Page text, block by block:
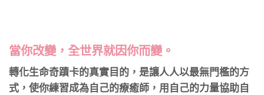
當你改變，全世界就因你而變。
​轉化生命奇蹟卡的真實目的，是讓人人以最無門檻的方
式，使你練習成為自己的療癒師，用自己的力量協助自